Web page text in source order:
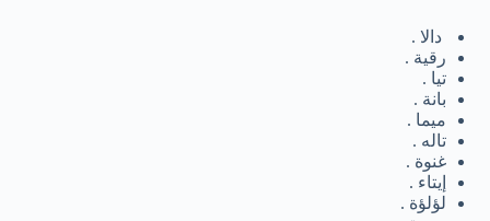
دالا .
رقية .
تيا .
بانة .
ميما .
تاله .
غنوة .
إيتاء .
لؤلؤة .